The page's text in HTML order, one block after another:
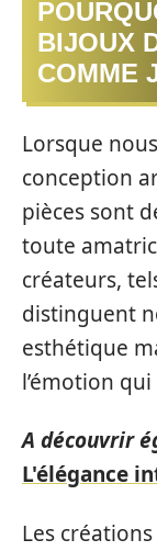
BIJOUX
COMME
Lorsque
conception
pièces sont
toute
créateurs,
distinguent
esthétique
l’émotion
A découvrir
L'élégance
Les